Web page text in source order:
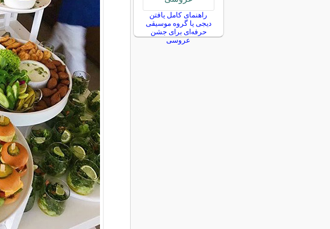
راهنمای کامل یافتن
دیجی یا گروه موسیقی
حرفه‌ای برای جشن
عروسی